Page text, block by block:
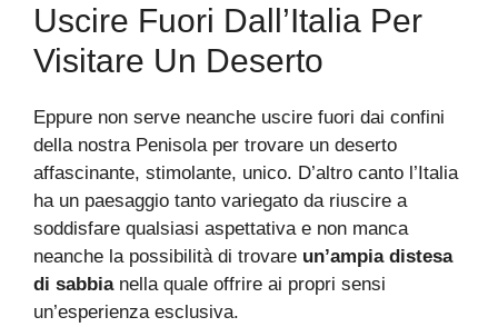
Uscire Fuori Dall’Italia Per
Visitare Un Deserto
Eppure non serve neanche uscire fuori dai confini
della nostra Penisola per trovare un deserto
affascinante, stimolante, unico. D’altro canto l’Italia
ha un paesaggio tanto variegato da riuscire a
soddisfare qualsiasi aspettativa e non manca
neanche la possibilità di trovare un’ampia distesa
di sabbianella quale offrire ai propri sensi
un’esperienza esclusiva.